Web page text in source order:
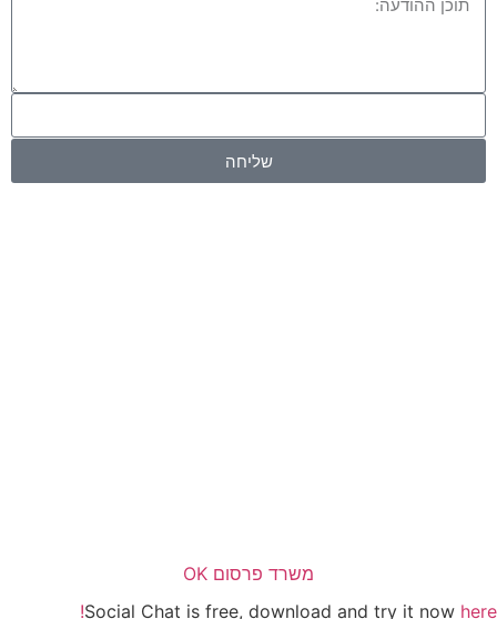
שליחה
משרד פרסום OK
Social Chat is free, download and try it now here!